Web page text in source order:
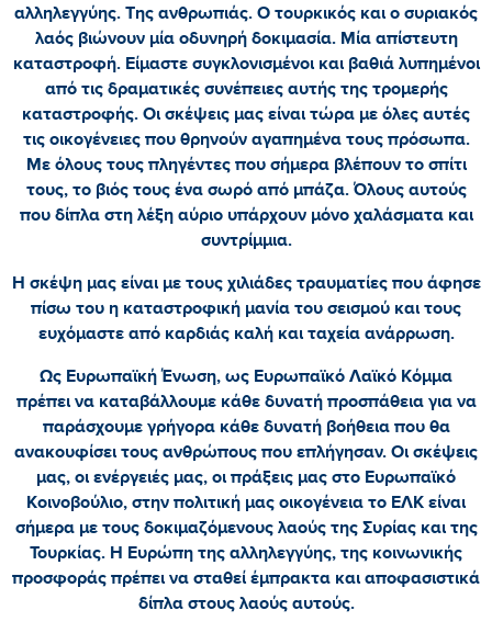
αλληλεγγύης. Της ανθρωπιάς. Ο τουρκικός και ο συριακός
λαός βιώνουν μία οδυνηρή δοκιμασία. Μία απίστευτη
καταστροφή. Είμαστε συγκλονισμένοι και βαθιά λυπημένοι
από τις δραματικές συνέπειες αυτής της τρομερής
καταστροφής. Οι σκέψεις μας είναι τώρα με όλες αυτές
τις οικογένειες που θρηνούν αγαπημένα τους πρόσωπα.
Με όλους τους πληγέντες που σήμερα βλέπουν το σπίτι
τους, το βιός τους ένα σωρό από μπάζα. Όλους αυτούς
που δίπλα στη λέξη αύριο υπάρχουν μόνο χαλάσματα και
συντρίμμια.
Η σκέψη μας είναι με τους χιλιάδες τραυματίες που άφησε
πίσω του η καταστροφική μανία του σεισμού και τους
ευχόμαστε από καρδιάς καλή και ταχεία ανάρρωση.
Ως Ευρωπαϊκή Ένωση, ως Ευρωπαϊκό Λαϊκό Κόμμα
πρέπει να καταβάλλουμε κάθε δυνατή προσπάθεια για να
παράσχουμε γρήγορα κάθε δυνατή βοήθεια που θα
ανακουφίσει τους ανθρώπους που επλήγησαν. Οι σκέψεις
μας, οι ενέργειές μας, οι πράξεις μας στο Ευρωπαϊκό
Κοινοβούλιο, στην πολιτική μας οικογένεια το ΕΛΚ είναι
σήμερα με τους δοκιμαζόμενους λαούς της Συρίας και της
Τουρκίας. Η Ευρώπη της αλληλεγγύης, της κοινωνικής
προσφοράς πρέπει να σταθεί έμπρακτα και αποφασιστικά
δίπλα στους λαούς αυτούς.